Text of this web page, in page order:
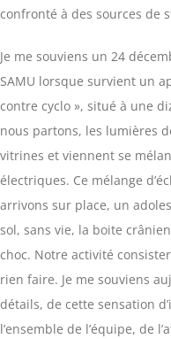
confronté à des sources de
Je me souviens un 24
SAMU lorsque survient un
contre cyclo », situé à une
nous partons, les lumières
vitrines et viennent se
électriques. Ce mélange
arrivons sur place, un
sol, sans vie, la boite
choc. Notre activité
rien faire. Je me souviens
détails, de cette sensation
l’ensemble de l’équipe, de